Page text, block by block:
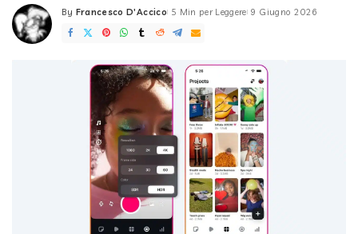
Posted
by
By Francesco D'Accico 5 Min per Leggere 9 Giugno 2026